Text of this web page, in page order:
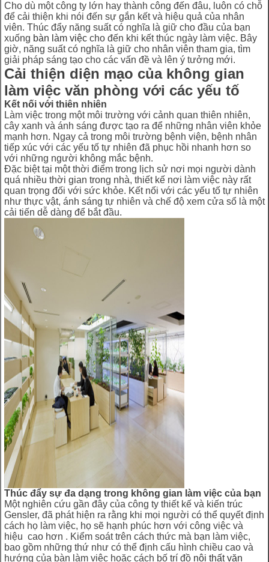
Cho dù một công ty lớn hay thành công đến đâu, luôn có chỗ
để cải thiện khi nói đến sự gắn kết và hiệu quả của nhân
viên. Thúc đẩy năng suất có nghĩa là giữ cho đầu của bạn
xuống bàn làm việc cho đến khi kết thúc ngày làm việc. Bây
giờ, năng suất có nghĩa là giữ cho nhân viên tham gia, tìm
giải pháp sáng tạo cho các vấn đề và lên ý tưởng mới.
Cải thiện diện mạo của không gian
làm việc văn phòng với các yếu tố
Kết nối với thiên nhiên
Làm việc trong một môi trường với cảnh quan thiên nhiên,
cây xanh và ánh sáng được tạo ra để những nhân viên khỏe
mạnh hơn. Ngay cả trong môi trường bệnh viện, bệnh nhân
tiếp xúc với các yếu tố tự nhiên đã phục hồi nhanh hơn so
với những người không mắc bệnh.
Đặc biệt tại một thời điểm trong lịch sử nơi mọi người dành
quá nhiều thời gian trong nhà, thiết kế nơi làm việc này rất
quan trọng đối với sức khỏe. Kết nối với các yếu tố tự nhiên
như thực vật, ánh sáng tự nhiên và chế độ xem cửa sổ là một
cải tiến dễ dàng để bắt đầu.
Thúc đẩy sự đa dạng trong không gian làm việc của bạn
Một nghiên cứu gần đây của công ty thiết kế và kiến trúc
Gensler, đã phát hiện ra rằng khi mọi người có thể quyết định
cách họ làm việc, họ sẽ hạnh phúc hơn với công việc và
hiệu cao hơn . Kiểm soát trên cách thức mà bạn làm việc,
bao gồm những thứ như có thể định cấu hình chiều cao và
hướng của bàn làm việc hoặc cách bố trí đồ nội thất văn